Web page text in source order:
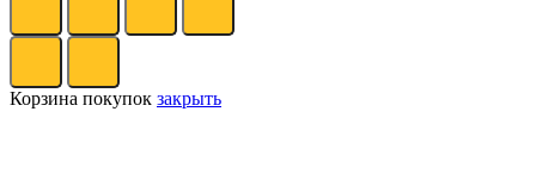
Корзина покупок закрыть